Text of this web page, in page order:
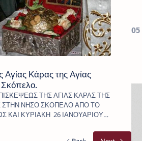
Αγίας Κάρας της Αγίας
ΤΗΣ ΑΓΙΑΣ ΚΑΡΑΣ ΤΗΣ
ΣΤΗΝ ΝΗΣΟ ΣΚΟΠΕΛΟ ΑΠΟ ΤΟ
ΚΑΙ ΚΥΡΙΑΚΗ 26 ΙΑΝΟΥΑΡΙΟΥ
ΠΡΩΪ 2…